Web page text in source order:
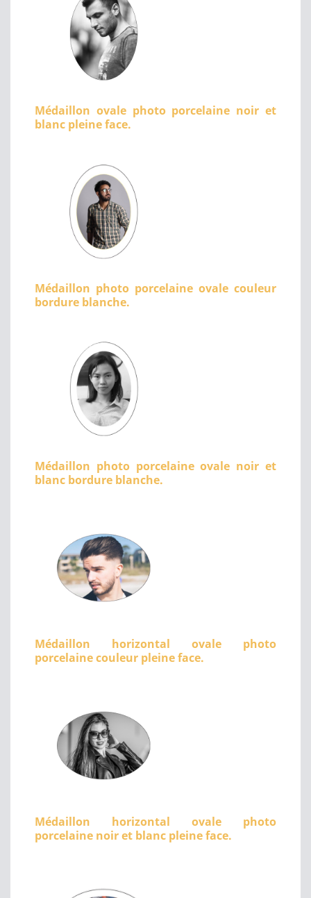
Médaillon ovale photo porcelaine noir et
blanc pleine face.
Médaillon photo porcelaine ovale couleur
bordure blanche.
Médaillon photo porcelaine ovale noir et
blanc bordure blanche.
Médaillon horizontal ovale photo
porcelaine couleur pleine face.
Médaillon horizontal ovale photo
porcelaine noir et blanc pleine face.